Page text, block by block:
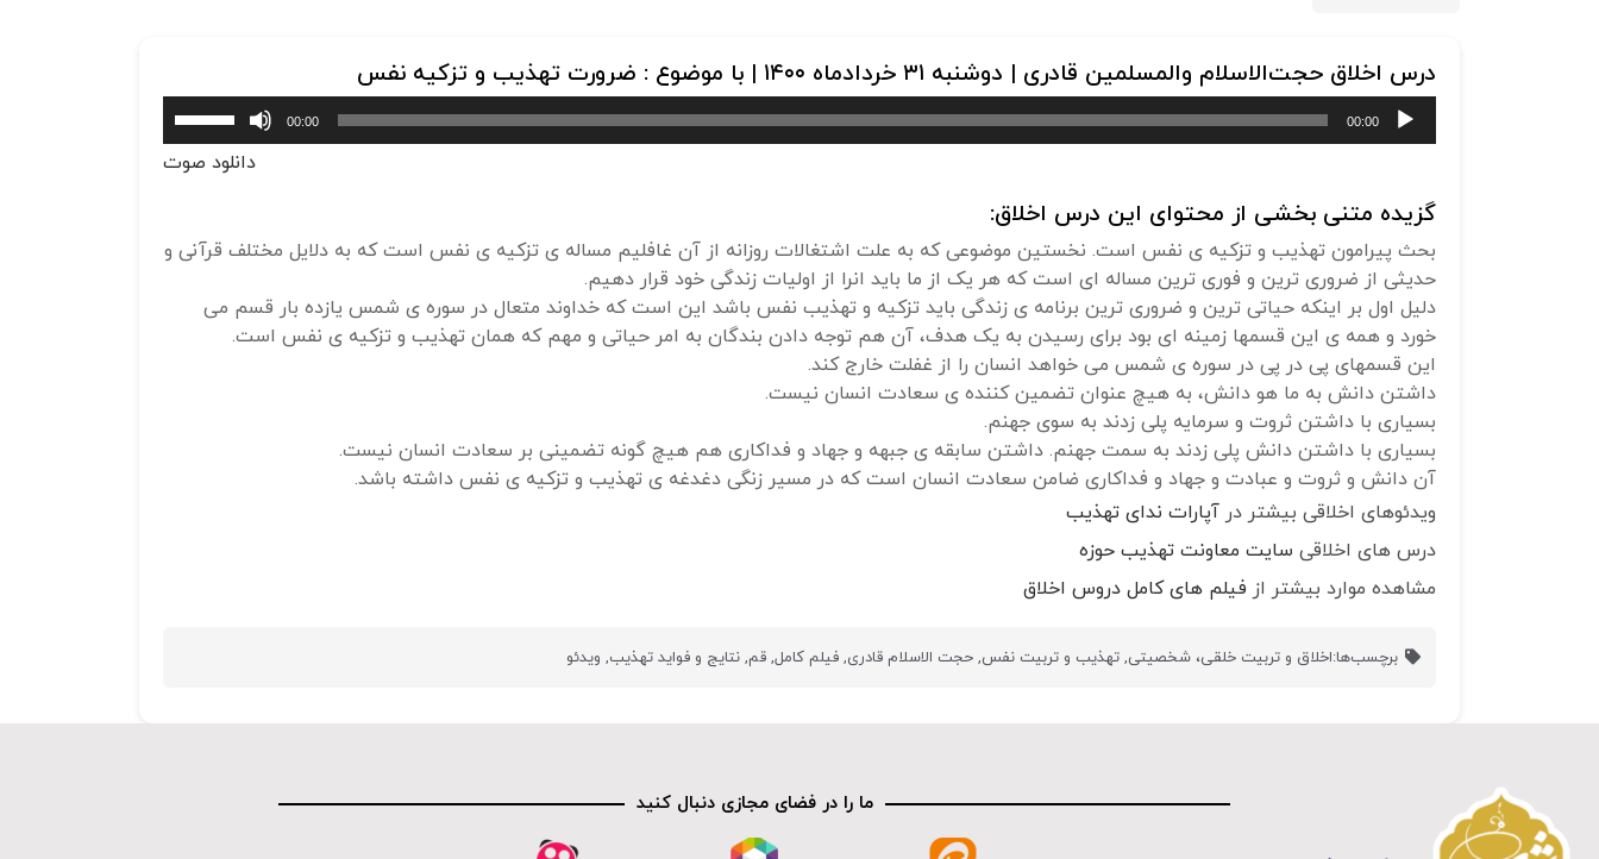
درس اخلاق حجت‌الاسلام‌ والمسلمین قادری | دوشنبه ۳۱ خردادماه ۱۴۰۰ | با موضوع : ضرورت تهذیب و تزکیه نفس
پخش‌کننده
صوت
00:00
00:00
یا
از
دانلود صوت
گزیده متنی بخشی از محتوای این درس اخلاق:
بحث پیرامون تهذیب و تزکیه ی نفس است. نخستین موضوعی که به علت اشتغالات روزانه از آن غافلیم مساله ی تزکیه ی نفس است که به دلایل مختلف قرآنی و
حدیثی از ضروری ترین و فوری ترین مساله ای است که هر یک از ما باید انرا از اولیات زندگی خود قرار دهیم.
دلیل اول بر اینکه حیاتی ترین و ضروری ترین برنامه ی زندگی باید تزکیه و تهذیب نفس باشد این است که خداوند متعال در سوره ی شمس یازده بار قسم می
خورد و همه ی این قسمها زمینه ای بود برای رسیدن به یک هدف، آن هم توجه دادن بندگان به امر حیاتی و مهم که همان تهذیب و تزکیه ی نفس است.
این قسمهای پی در پی در سوره ی شمس می خواهد انسان را از غفلت خارج کند.
داشتن دانش به ما هو دانش، به هیچ عنوان تضمین کننده ی سعادت انسان نیست.
بسیاری با داشتن ثروت و سرمایه پلی زدند به سوی جهنم.
بسیاری با داشتن دانش پلی زدند به سمت جهنم. داشتن سابقه ی جبهه و جهاد و فداکاری هم هیچ گونه تضمینی بر سعادت انسان نیست.
آن دانش و ثروت و عبادت و جهاد و فداکاری ضامن سعادت انسان است که در مسیر زنگی دغدغه ی تهذیب و تزکیه ی نفس داشته باشد.
ویدئوهای اخلاقی بیشتر در آپارات ندای تهذیب
درس های اخلاقی سایت معاونت تهذیب حوزه
مشاهده موارد بیشتر از فیلم های کامل دروس اخلاق
برچسب‌ها:اخلاق و تربیت خلقی، شخصیتی,تهذیب و تربیت نفس,حجت الاسلام قادری,فیلم کامل,قم,نتایج و فواید تهذیب, ویدئو
ما را در فضای مجازی دنبال کنید